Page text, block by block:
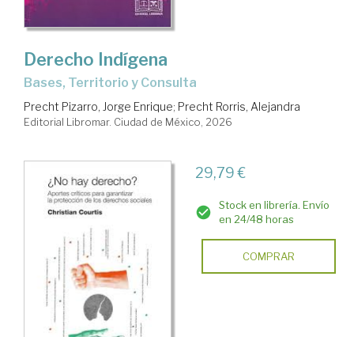
Derecho Indígena
Bases, Territorio y Consulta
Precht Pizarro, Jorge Enrique; Precht Rorris, Alejandra
Editorial Libromar. Ciudad de México, 2026
29,79 €
Stock en librería. Envío
en 24/48 horas
COMPRAR